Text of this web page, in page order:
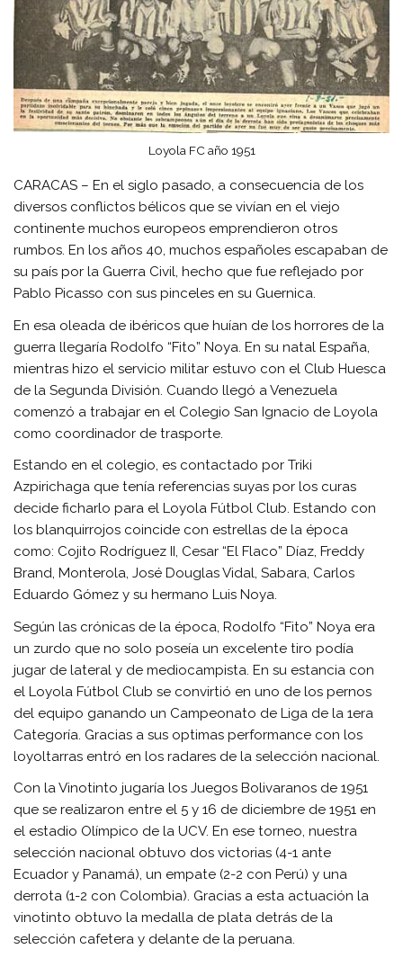
Loyola FC año 1951
CARACAS – En el siglo pasado, a consecuencia de los
diversos conflictos bélicos que se vivían en el viejo
continente muchos europeos emprendieron otros
rumbos. En los años 40, muchos españoles escapaban de
su país por la Guerra Civil, hecho que fue reflejado por
Pablo Picasso con sus pinceles en su Guernica.
En esa oleada de ibéricos que huían de los horrores de la
guerra llegaría Rodolfo “Fito” Noya. En su natal España,
mientras hizo el servicio militar estuvo con el Club Huesca
de la Segunda División. Cuando llegó a Venezuela
comenzó a trabajar en el Colegio San Ignacio de Loyola
como coordinador de trasporte.
Estando en el colegio, es contactado por Triki
Azpirichaga que tenía referencias suyas por los curas
decide ficharlo para el Loyola Fútbol Club. Estando con
los blanquirrojos coincide con estrellas de la época
como: Cojito Rodríguez II, Cesar “El Flaco” Díaz, Freddy
Brand, Monterola, José Douglas Vidal, Sabara, Carlos
Eduardo Gómez y su hermano Luis Noya.
Según las crónicas de la época, Rodolfo “Fito” Noya era
un zurdo que no solo poseía un excelente tiro podía
jugar de lateral y de mediocampista. En su estancia con
el Loyola Fútbol Club se convirtió en uno de los pernos
del equipo ganando un Campeonato de Liga de la 1era
Categoría. Gracias a sus optimas performance con los
loyoltarras entró en los radares de la selección nacional.
Con la Vinotinto jugaría los Juegos Bolivaranos de 1951
que se realizaron entre el 5 y 16 de diciembre de 1951 en
el estadio Olímpico de la UCV. En ese torneo, nuestra
selección nacional obtuvo dos victorias (4-1 ante
Ecuador y Panamá), un empate (2-2 con Perú) y una
derrota (1-2 con Colombia). Gracias a esta actuación la
vinotinto obtuvo la medalla de plata detrás de la
selección cafetera y delante de la peruana.